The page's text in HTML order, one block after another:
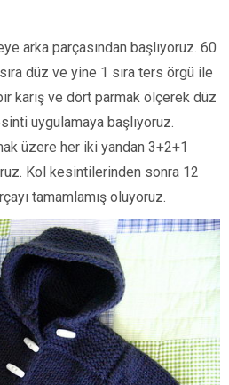
arka parçasından başlıyoruz. 60
düz ve yine 1 sıra ters örgü ile
karış ve dört parmak ölçerek düz
uygulamaya başlıyoruz.
üzere her iki yandan 3+2+1
Kol kesintilerinden sonra 12
tamamlamış oluyoruz.